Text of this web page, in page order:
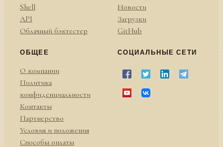
Shell
API
Облачный бэктестер
Новости
Загрузки
GitHub
ОБЩЕЕ
О компании
Политика
конфиденциальности
Контакты
Партнерство
Условия и положения
Способы оплаты
СОЦИАЛЬНЫЕ СЕТИ